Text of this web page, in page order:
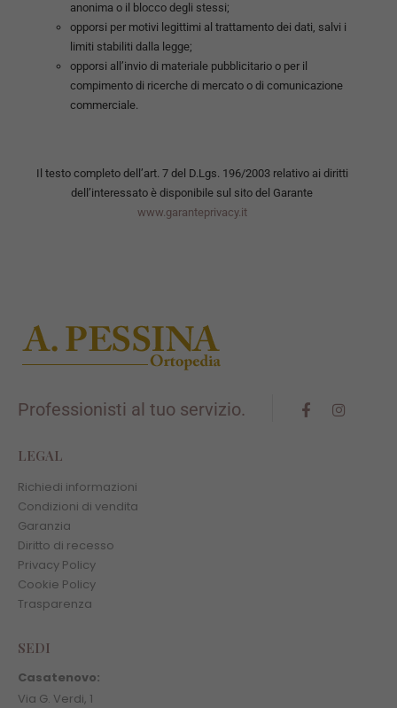
anonima o il blocco degli stessi;
opporsi per motivi legittimi al trattamento dei dati, salvi i
limiti stabiliti dalla legge;
opporsi all’invio di materiale pubblicitario o per il
compimento di ricerche di mercato o di comunicazione
commerciale.
Il testo completo dell’art. 7 del D.Lgs. 196/2003 relativo ai diritti
dell’interessato è disponibile sul sito del Garante
www.garanteprivacy.it
Professionisti al tuo servizio.
LEGAL
Richiedi informazioni
Condizioni di vendita
Garanzia
Diritto di recesso
Privacy Policy
Cookie Policy
Trasparenza
SEDI
Casatenovo:
Via G. Verdi, 1